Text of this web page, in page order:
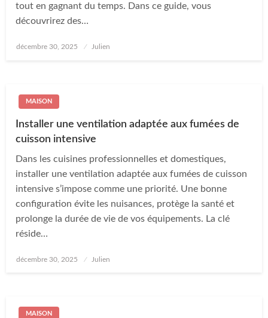
tout en gagnant du temps. Dans ce guide, vous
découvrirez des…
Posted
décembre 30, 2025 Julien
MAISON
Installer une ventilation adaptée aux fumées de
cuisson intensive
Dans les cuisines professionnelles et domestiques,
installer une ventilation adaptée aux fumées de cuisson
intensive s’impose comme une priorité. Une bonne
configuration évite les nuisances, protège la santé et
prolonge la durée de vie de vos équipements. La clé
réside…
Posted
décembre 30, 2025 Julien
MAISON